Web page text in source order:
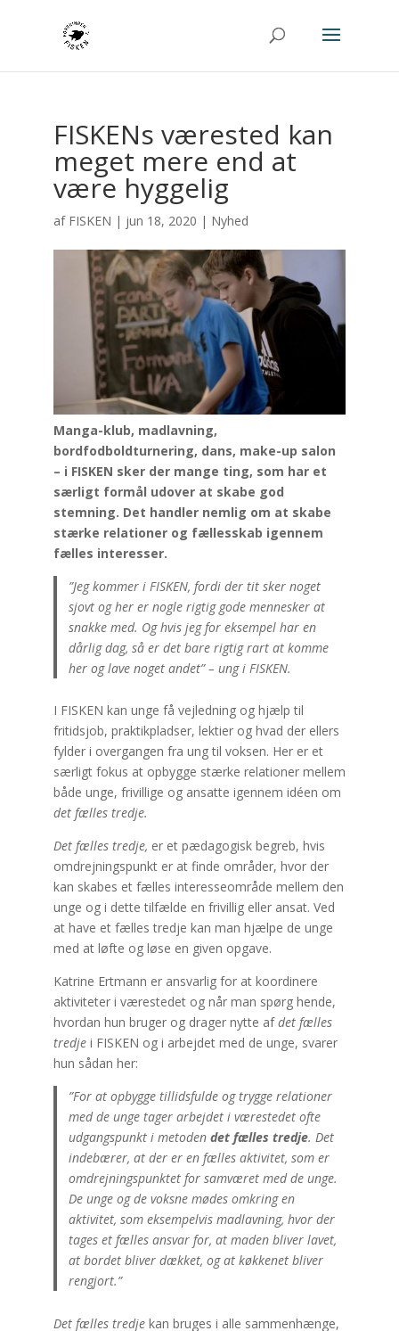
FISKENs værested kan
meget mere end at
være hyggelig
af FISKEN | jun 18, 2020 | Nyhed
Manga-klub, madlavning,
bordfodboldturnering, dans, make-up salon
– i FISKEN sker der mange ting, som har et
særligt formål udover at skabe god
stemning. Det handler nemlig om at skabe
stærke relationer og fællesskab igennem
fælles interesser.
”Jeg kommer i FISKEN, fordi der tit sker noget
sjovt og her er nogle rigtig gode mennesker at
snakke med. Og hvis jeg for eksempel har en
dårlig dag, så er det bare rigtig rart at komme
her og lave noget andet” – ung i FISKEN.
I FISKEN kan unge få vejledning og hjælp til
fritidsjob, praktikpladser, lektier og hvad der ellers
fylder i overgangen fra ung til voksen. Her er et
særligt fokus at opbygge stærke relationer mellem
både unge, frivillige og ansatte igennem idéen om
det fælles tredje.
Det fælles tredje, er et pædagogisk begreb, hvis
omdrejningspunkt er at finde områder, hvor der
kan skabes et fælles interesseområde mellem den
unge og i dette tilfælde en frivillig eller ansat. Ved
at have et fælles tredje kan man hjælpe de unge
med at løfte og løse en given opgave.
Katrine Ertmann er ansvarlig for at koordinere
aktiviteter i værestedet og når man spørg hende,
hvordan hun bruger og drager nytte afdet fælles
tredjei FISKEN og i arbejdet med de unge, svarer
hun sådan her:
”For at opbygge tillidsfulde og trygge relationer
med de unge tager arbejdet i værestedet ofte
udgangspunkt i metodendet fælles tredje. Det
indebærer, at der er en fælles aktivitet, som er
omdrejningspunktet for samværet med de unge.
De unge og de voksne mødes omkring en
aktivitet, som eksempelvis madlavning, hvor der
tages et fælles ansvar for, at maden bliver lavet,
at bordet bliver dækket, og at køkkenet bliver
rengjort.”
Det fælles tredje kan bruges i alle sammenhænge,